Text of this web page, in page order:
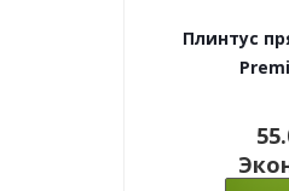
Плинтус